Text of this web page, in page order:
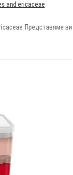
and ericaceae
Представяме ви